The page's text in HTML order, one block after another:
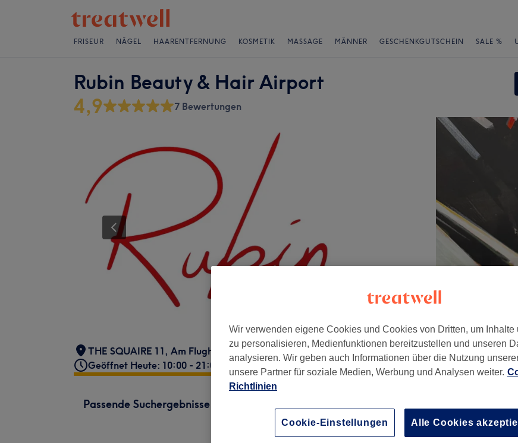
FRISEUR NÄGEL HAARENTFERNUNG KOSMETIK MASSAGE MÄNNER GESCHENKGUTSCHEIN SALE %
Rubin Beauty & Hair Airport
4,9 7 Bewertungen
THE SQUAIRE 11, Am Flughafen 12 , Frankfurt am Main, 60549
Geöffnet Heute: 10:00 - 21:00
Passende Suchergebnisse
40 Min.Details anzeigen
Wir verwenden eigene Cookies und Cookies von Dritten, um Inhalte
zu personalisieren, Medienfunktionen bereitzustellen und unseren
analysieren. Wir geben auch Informationen über die Nutzung
unsere Partner für soziale Medien, Werbung und Analysen weiter.
Richtlinien
Cookie-Einstellungen Alle Cookies